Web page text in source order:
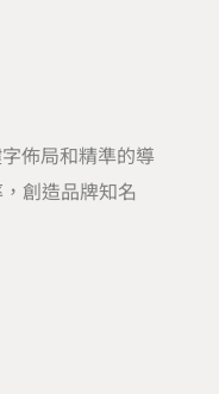
佈局和精準的導
創造品牌知名